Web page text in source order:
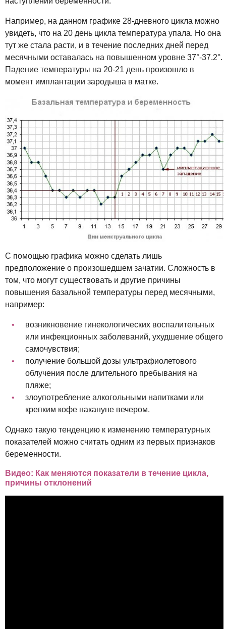
Например, на данном графике 28-дневного цикла можно
увидеть, что на 20 день цикла температура упала. Но она
тут же стала расти, и в течение последних дней перед
месячными оставалась на повышенном уровне 37°-37.2°.
Падение температуры на 20-21 день произошло в
момент имплантации зародыша в матке.
С помощью графика можно сделать лишь
предположение о произошедшем зачатии. Сложность в
том, что могут существовать и другие причины
повышения базальной температуры перед месячными,
например:
возникновение гинекологических воспалительных
или инфекционных заболеваний, ухудшение общего
самочувствия;
получение большой дозы ультрафиолетового
облучения после длительного пребывания на
пляже;
злоупотребление алкогольными напитками или
крепким кофе накануне вечером.
Однако такую тенденцию к изменению температурных
показателей можно считать одним из первых признаков
беременности.
Видео: Как меняются показатели в течение цикла,
причины отклонений